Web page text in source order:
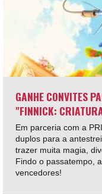
GANHE CONVITES
"FINNICK:
Em parceria com a
duplos para a
trazer muita magia,
Findo o passatempo,
vencedores!